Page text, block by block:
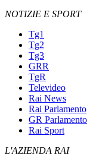
NOTIZIE E SPORT
Tg1
Tg2
Tg3
GRR
TgR
Televideo
Rai News
Rai Parlamento
GR Parlamento
Rai Sport
L'AZIENDA RAI